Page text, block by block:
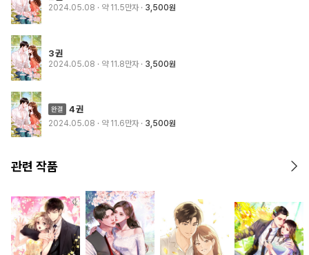
2024.05.08 · 약 11.5만자 3,500원
3권
2024.05.08 · 약 11.8만자 3,500원
4권
2024.05.08 · 약 11.6만자 3,500원
관련 작품